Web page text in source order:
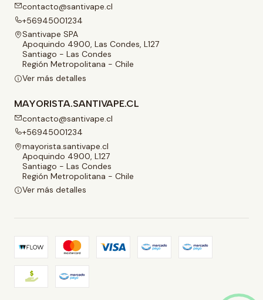
contacto@santivape.cl
+56945001234
Santivape SPA
Apoquindo 4900, Las Condes, L127
Santiago - Las Condes
Región Metropolitana - Chile
Ver más detalles
MAYORISTA.SANTIVAPE.CL
contacto@santivape.cl
+56945001234
mayorista.santivape.cl
Apoquindo 4900, L127
Santiago - Las Condes
Región Metropolitana - Chile
Ver más detalles